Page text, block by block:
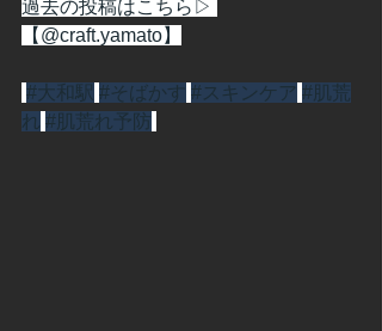
過去の投稿はこちら▷
【@craft.yamato】
#大和駅 #そばかす #スキンケア #肌荒
れ #肌荒れ予防